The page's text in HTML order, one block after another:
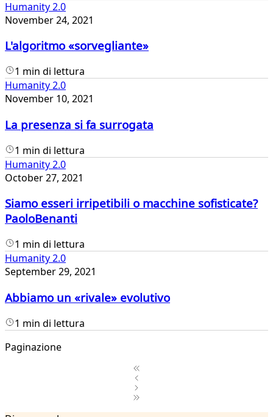
Humanity 2.0
November 24, 2021
L'algoritmo «sorvegliante»
1 min di lettura
Humanity 2.0
November 10, 2021
La presenza si fa surrogata
1 min di lettura
Humanity 2.0
October 27, 2021
Siamo esseri irripetibili o macchine sofisticate?
PaoloBenanti
1 min di lettura
Humanity 2.0
September 29, 2021
Abbiamo un «rivale» evolutivo
1 min di lettura
Paginazione